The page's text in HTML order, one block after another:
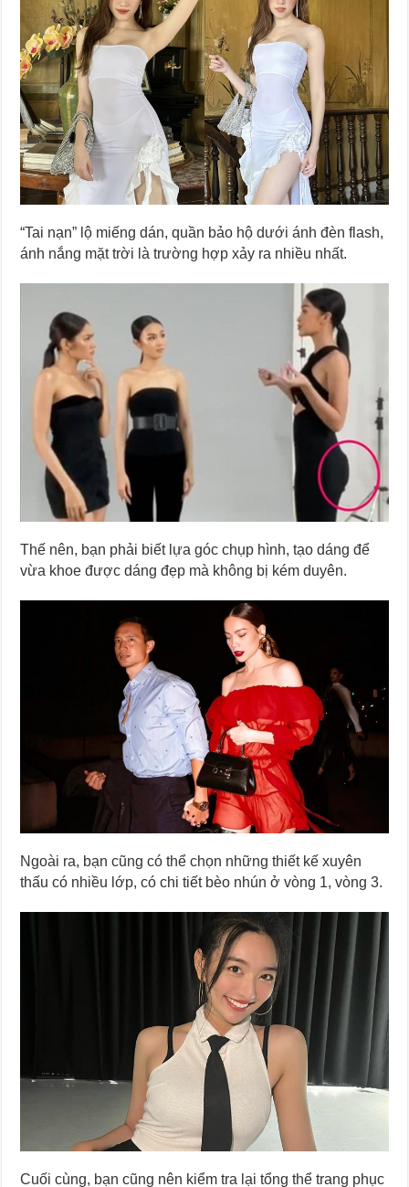
“Tai nạn” lộ miếng dán, quần bảo hộ dưới ánh đèn flash,
ánh nắng mặt trời là trường hợp xảy ra nhiều nhất.
Thế nên, bạn phải biết lựa góc chụp hình, tạo dáng để
vừa khoe được dáng đẹp mà không bị kém duyên.
Ngoài ra, bạn cũng có thể chọn những thiết kế xuyên
thấu có nhiều lớp, có chi tiết bèo nhún ở vòng 1, vòng 3.
Cuối cùng, bạn cũng nên kiểm tra lại tổng thể trang phục